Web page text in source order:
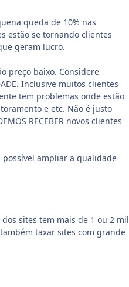
queda de 10% nas
estão se tornando clientes
geram lucro.
preço baixo. Considere
Inclusive muitos clientes
tem problemas onde estão
e etc. Não é justo
RECEBER novos clientes
possível ampliar a qualidade
sites tem mais de 1 ou 2 mil
taxar sites com grande